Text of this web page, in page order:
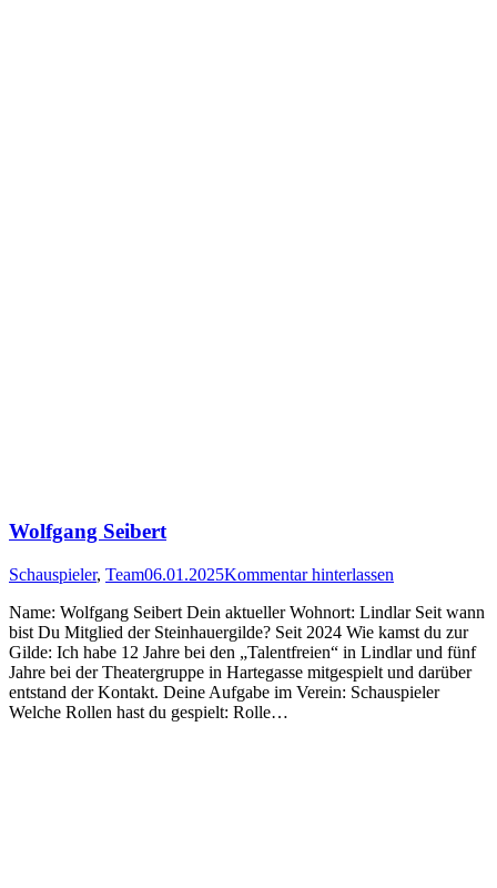
Wolfgang Seibert
Schauspieler, Team06.01.2025Kommentar hinterlassen
Name: Wolfgang Seibert Dein aktueller Wohnort: Lindlar Seit wann
bist Du Mitglied der Steinhauergilde? Seit 2024 Wie kamst du zur
Gilde: Ich habe 12 Jahre bei den „Talentfreien“ in Lindlar und fünf
Jahre bei der Theatergruppe in Hartegasse mitgespielt und darüber
entstand der Kontakt. Deine Aufgabe im Verein: Schauspieler
Welche Rollen hast du gespielt: Rolle…